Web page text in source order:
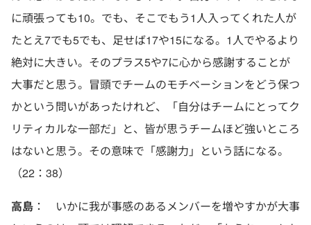
に頑張っても10。でも、そこでもう1人入ってくれた人が
たとえ7でも5でも、足せば17や15になる。1人でやるより
絶対に大きい。そのプラス5や7に心から感謝することが
大事だと思う。冒頭でチームのモチベーションをどう保つ
かという問いがあったけれど、「自分はチームにとってク
リティカルな一部だ」と、皆が思うチームほど強いところ
はないと思う。その意味で「感謝力」という話になる。
（22：38）
高島 ： いかに我が事感のあるメンバーを増やすかが大事